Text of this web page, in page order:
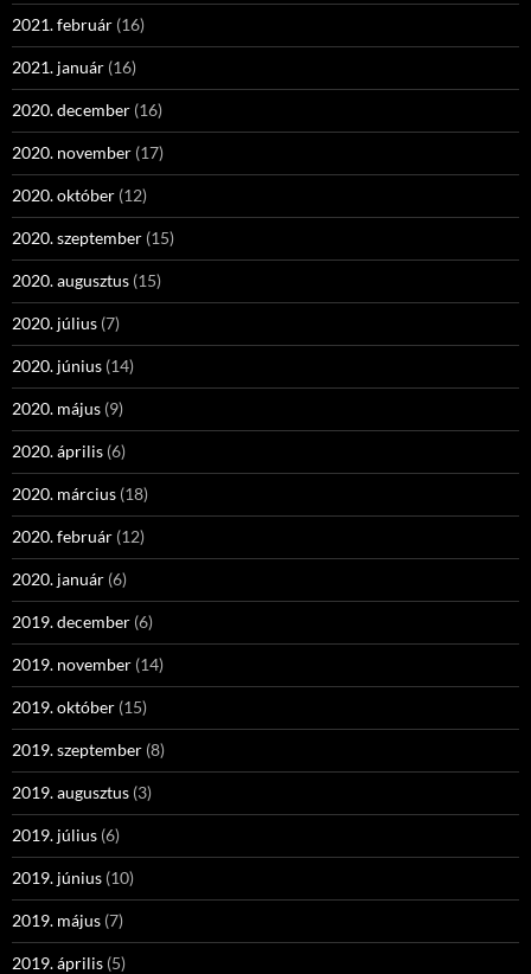
2021. február (16)
2021. január (16)
2020. december (16)
2020. november (17)
2020. október (12)
2020. szeptember (15)
2020. augusztus (15)
2020. július (7)
2020. június (14)
2020. május (9)
2020. április (6)
2020. március (18)
2020. február (12)
2020. január (6)
2019. december (6)
2019. november (14)
2019. október (15)
2019. szeptember (8)
2019. augusztus (3)
2019. július (6)
2019. június (10)
2019. május (7)
2019. április (5)